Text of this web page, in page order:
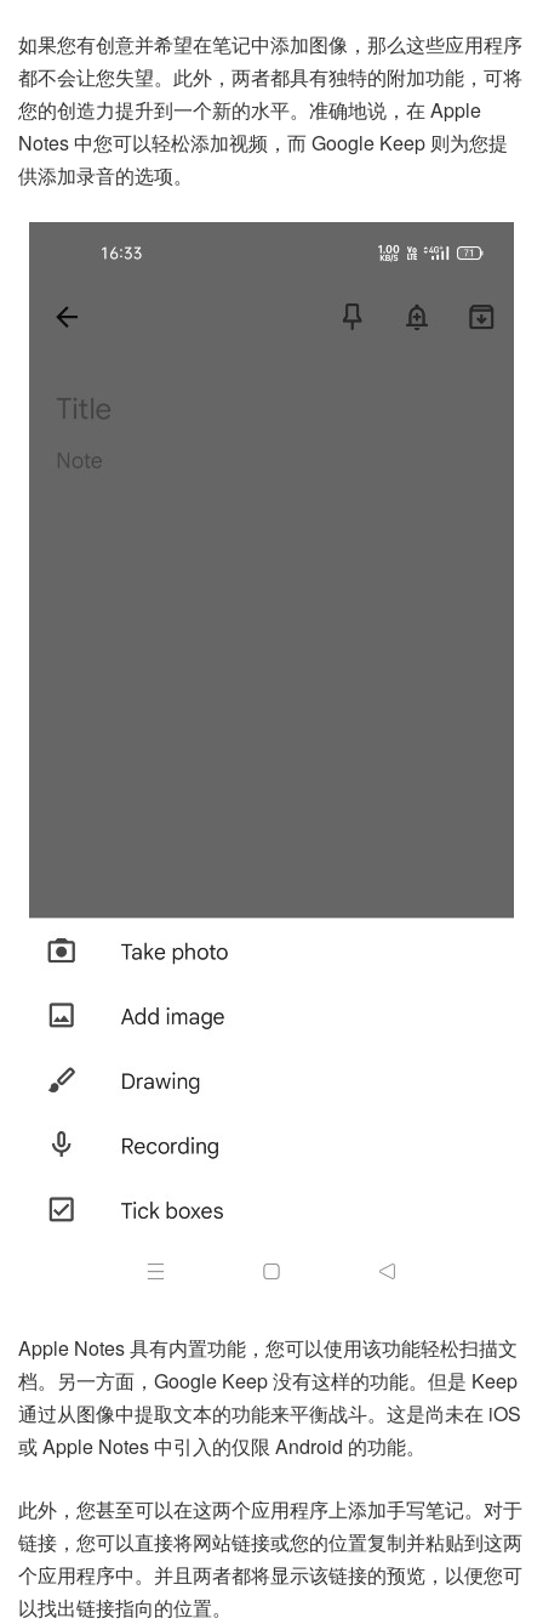
如果您有创意并希望在笔记中添加图像，那么这些应用程序
都不会让您失望。此外，两者都具有独特的附加功能，可将
您的创造力提升到一个新的水平。准确地说，在 Apple
Notes 中您可以轻松添加视频，而 Google Keep 则为您提
供添加录音的选项。
Apple Notes 具有内置功能，您可以使用该功能轻松扫描文
档。另一方面，Google Keep 没有这样的功能。但是 Keep
通过从图像中提取文本的功能来平衡战斗。这是尚未在 iOS
或 Apple Notes 中引入的仅限 Android 的功能。
此外，您甚至可以在这两个应用程序上添加手写笔记。对于
链接，您可以直接将网站链接或您的位置复制并粘贴到这两
个应用程序中。并且两者都将显示该链接的预览，以便您可
以找出链接指向的位置。